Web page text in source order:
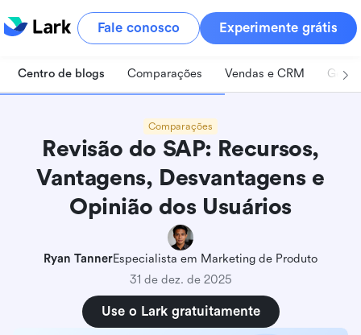
Fale conosco Experimente grátis
Centro de blogs Comparações Vendas e CRM
Comparações
Revisão do SAP: Recursos,
Vantagens, Desvantagens e
Opinião dos Usuários
Ryan TannerEspecialista em Marketing de Produto
31 de dez. de 2025
Use o Lark gratuitamente